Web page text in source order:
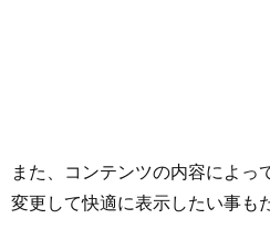
また、コンテンツの内容によっ
変更して快適に表示したい事も